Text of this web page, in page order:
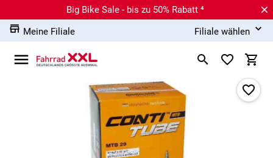
Big Bike Sale - bis zu 50% Rabatt ⁴
Meine Filiale
Filiale wählen